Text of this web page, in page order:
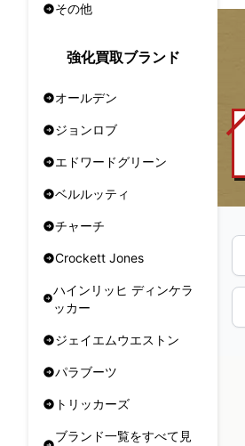
その他
強化買取ブランド
オールデン
ジョンロブ
エドワードグリーン
ベルルッティ
チャーチ
Crockett Jones
ハインリッヒ ディンケラ
ッカー
ジェイエムウエストン
パラブーツ
トリッカーズ
ブランド一覧をすべて見